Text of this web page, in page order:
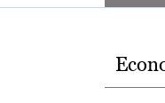
Temas